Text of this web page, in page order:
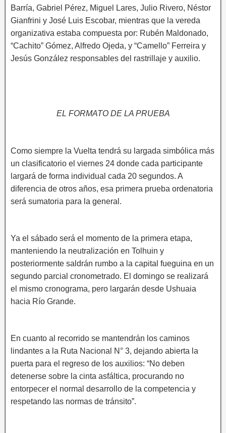
Barría, Gabriel Pérez, Miguel Lares, Julio Rivero, Néstor
Gianfrini y José Luis Escobar, mientras que la vereda
organizativa estaba compuesta por: Rubén Maldonado,
“Cachito” Gómez, Alfredo Ojeda, y “Camello” Ferreira y
Jesús González responsables del rastrillaje y auxilio.
EL FORMATO DE LA PRUEBA
Como siempre la Vuelta tendrá su largada simbólica más
un clasificatorio el viernes 24 donde cada participante
largará de forma individual cada 20 segundos. A
diferencia de otros años, esa primera prueba ordenatoria
será sumatoria para la general.
Ya el sábado será el momento de la primera etapa,
manteniendo la neutralización en Tolhuin y
posteriormente saldrán rumbo a la capital fueguina en un
segundo parcial cronometrado. El domingo se realizará
el mismo cronograma, pero largarán desde Ushuaia
hacia Río Grande.
En cuanto al recorrido se mantendrán los caminos
lindantes a la Ruta Nacional N° 3, dejando abierta la
puerta para el regreso de los auxilios: “No deben
detenerse sobre la cinta asfáltica, procurando no
entorpecer el normal desarrollo de la competencia y
respetando las normas de tránsito”.